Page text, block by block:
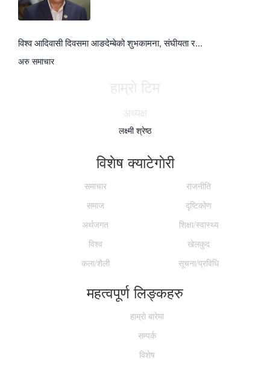
विश्व आदिवासी दिवसमा आङदेम्बेको शुभकामना, संघीयता र...
अरु समाचार
हाम्राे टिम
अध्यक्ष
लक्ष्मी श्रेष्ठ
विशेष क्याटेगाेरी
समाचार
राजनीति
समाज
दृष्टिकोण
अर्थजगत
शिक्षा/स्वास्थ्य
विश्व
खेलकुद
कला/शैली
सूचना/प्रविधि
महत्वपूर्ण लिङ्कहरु
हाम्राे बारेमा
सम्पर्क
विशेष